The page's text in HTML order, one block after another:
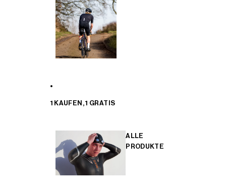
1 KAUFEN, 1 GRATIS
ALLE
PRODUKTE